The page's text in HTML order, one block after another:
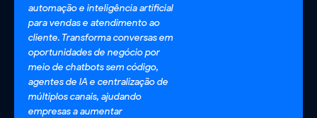
automação e inteligência artificial
para vendas e atendimento ao
cliente. Transforma conversas em
oportunidades de negócio por
meio de chatbots sem código,
agentes de IA e centralização de
múltiplos canais, ajudando
empresas a aumentar